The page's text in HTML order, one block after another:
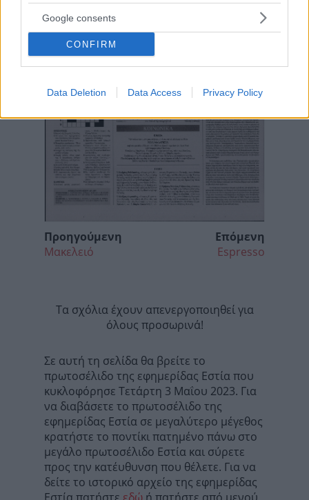
Google consents
CONFIRM
Data Deletion Data Access Privacy Policy
Προηγούμενη
Μακελειό
Επόμενη
Espresso
Τα σχόλια έχουν απενεργοποιηθεί για
όλους προσωρινά!
Σε αυτή τη σελίδα θα βρείτε το
πρωτοσέλιδο της εφημερίδας Εστία που
κυκλοφόρησε Τετάρτη 3 Μαΐου 2023. Για
να διαβάσετε το πρωτοσέλιδο της
εφημερίδας Εστία σε μεγαλύτερο μέγεθος
κρατήστε το ποντίκι πατημένο πάνω στο
μεγάλο πρωτοσέλιδο Εστία και σύρετε
προς την κατέυθυνση που θέλετε. Για να
δείτε το ιστορικό αρχείο της εφημερίδας